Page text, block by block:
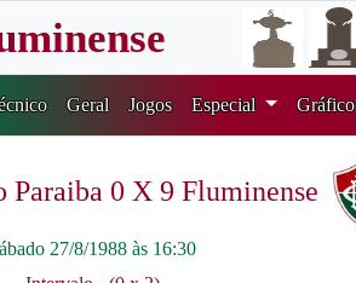
Geral Jogos Especial Gráfico
Paraiba 0 X 9 Fluminense
27/8/1988 às 16:30